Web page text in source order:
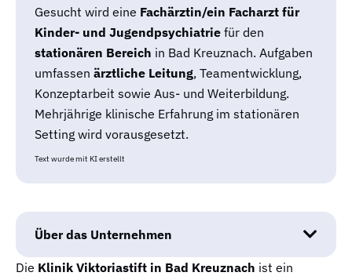
Gesucht wird eine Fachärztin/ein Facharzt für
Kinder- und Jugendpsychiatrie für den
stationären Bereich in Bad Kreuznach. Aufgaben
umfassen ärztliche Leitung, Teamentwicklung,
Konzeptarbeit sowie Aus- und Weiterbildung.
Mehrjährige klinische Erfahrung im stationären
Setting wird vorausgesetzt.
Text wurde mit KI erstellt
Über das Unternehmen
Die Klinik Viktoriastift in Bad Kreuznach ist ein